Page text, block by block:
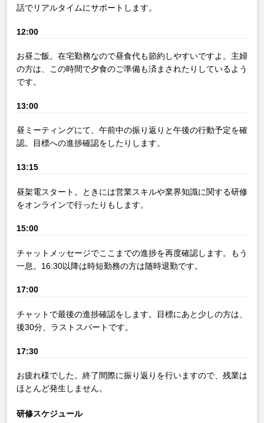
話でリアルタイムにサポートします。
12:00
お昼ご飯。在宅勤務なので昼食代も節約しやすいですよ。主婦
の方は、この時間で夕食のご準備も済まされたりしているよう
です。
13:00
昼ミーティングにて、午前中の振り返りと午後の行動予定を確
認。目標への進捗確認をしたりします。
13:15
昼架電スタート。ときには営業スキルや業界知識に関する研修
をオンラインで行ったりもします。
15:00
チャットメッセージでここまでの進捗を再度確認します。もう
一息。16:30以降は時短勤務の方は随時退勤です。
17:00
チャットで最後の進捗確認をします。目標にあと少しの方は、
後30分、ラストスパートです。
17:30
お疲れ様でした。終了間際に振り返りを行いますので、残業は
ほとんど発生しません。
研修スケジュール